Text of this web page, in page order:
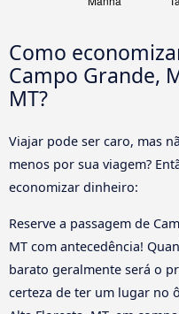
Como
Campo Grande,
MT?
Viajar pode ser caro, mas
menos por sua viagem?
economizar dinheiro:
Reserve a passagem de
MT com antecedência!
barato geralmente será o
certeza de ter um lugar no